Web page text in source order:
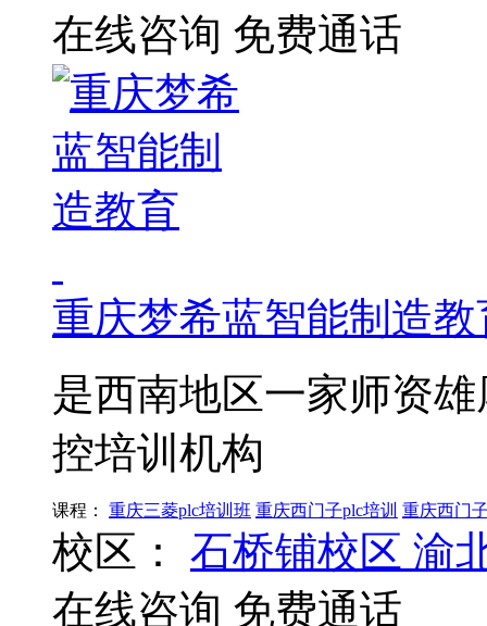
在线咨询 免费通话
重庆梦希蓝智能制造教
是西南地区一家师资
控培训机构
课程： 重庆三菱plc培训班 重庆西门子plc培训 重庆西门
校区： 石桥铺校区 渝
在线咨询 免费通话